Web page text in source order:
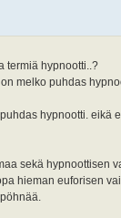
termiä hypnootti..?
melko puhdas
hypnootti. eikä
sekä hypnoottisen
hieman euforisen